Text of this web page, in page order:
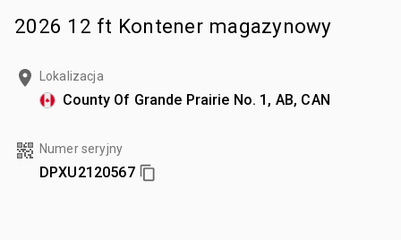
2026 12 ft Kontener magazynowy
Lokalizacja
County Of Grande Prairie No. 1, AB, CAN
Numer seryjny
DPXU2120567